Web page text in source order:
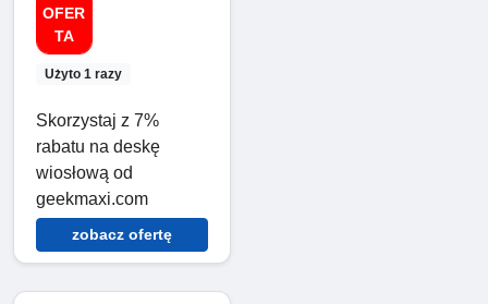
OFER
TA
Użyto 1 razy
Skorzystaj z 7%
rabatu na deskę
wiosłową od
geekmaxi.com
zobacz ofertę